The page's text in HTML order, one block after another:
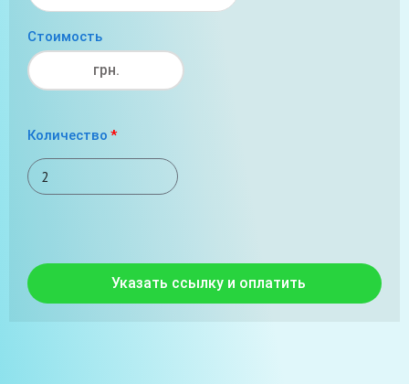
Стоимость
грн.
Количество
Указать ссылку и оплатить